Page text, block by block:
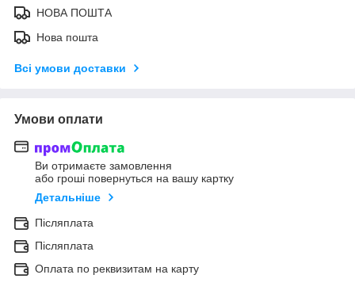
НОВА ПОШТА
Нова пошта
Всі умови доставки
Умови оплати
Ви отримаєте замовлення
або гроші повернуться на вашу картку
Детальніше
Післяплата
Післяплата
Оплата по реквизитам на карту